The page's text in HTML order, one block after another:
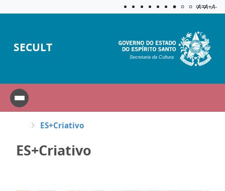
Aplicar
A=A+A-
SECULT
Secretaria da Cultura
ES+Criativo
ES+Criativo